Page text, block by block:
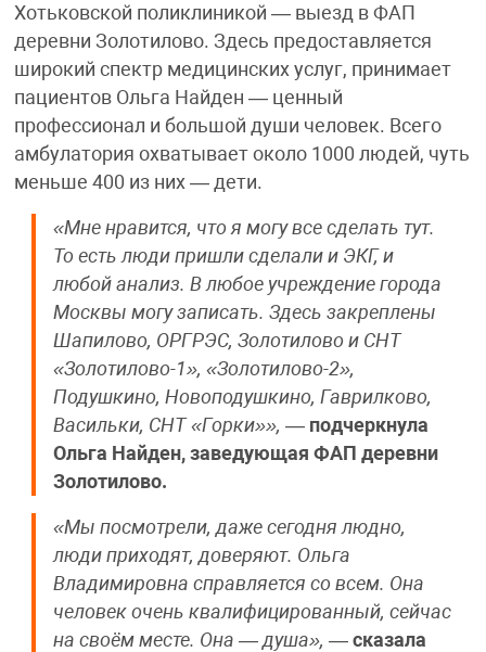
Хотьковской поликлиникой — выезд в ФАП
деревни Золотилово. Здесь предоставляется
широкий спектр медицинских услуг, принимает
пациентов Ольга Найден — ценный
профессионал и большой души человек. Всего
амбулатория охватывает около 1000 людей, чуть
меньше 400 из них — дети.
«Мне нравится, что я могу все сделать тут.
То есть люди пришли сделали и ЭКГ, и
любой анализ. В любое учреждение города
Москвы могу записать. Здесь закреплены
Шапилово, ОРГРЭС, Золотилово и СНТ
«Золотилово-1», «Золотилово-2»,
Подушкино, Новоподушкино, Гаврилково,
Васильки, СНТ «Горки»», — подчеркнула
Ольга Найден, заведующая ФАП деревни
Золотилово.
«Мы посмотрели, даже сегодня людно,
люди приходят, доверяют. Ольга
Владимировна справляется со всем. Она
человек очень квалифицированный, сейчас
на своём месте. Она — душа», —сказала